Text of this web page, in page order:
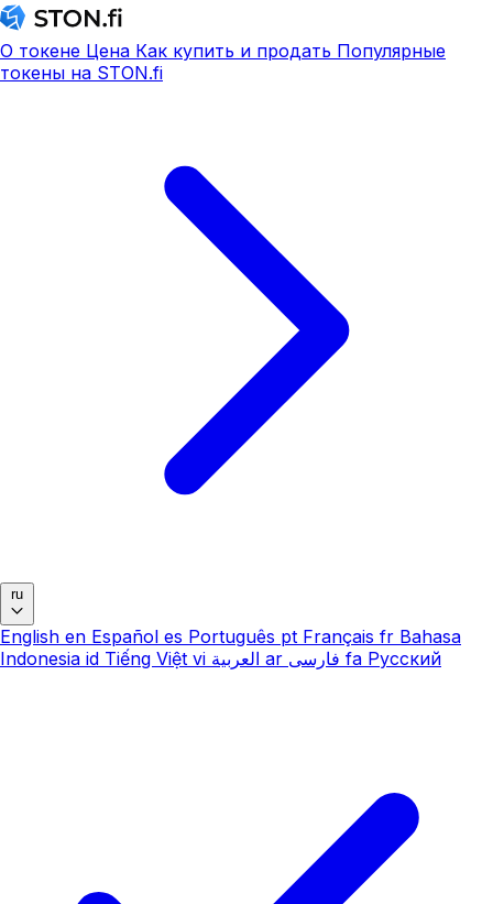
О токене Цена Как купить и продать Популярные
токены на STON.fi
ru
English en Español es Português pt Français fr Bahasa
Indonesia id Tiếng Việt vi العربية ar فارسی fa Русский